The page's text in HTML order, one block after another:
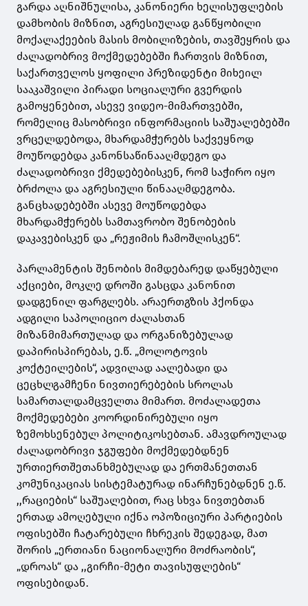
გარდა აღნიშნულისა, კანონიერი ხელისუფლების
დამხობის მიზნით, აგრესიულად განწყობილი
მოქალაქეების მასის მობილიზების, თავშეყრის და
ძალადობრივ მოქმედებებში ჩართვის მიზნით,
საქართველოს ყოფილი პრეზიდენტი მიხეილ
სააკაშვილი პირადი სოციალური გვერდის
გამოყენებით, ასევე ვიდეო-მიმართვებში,
რომელიც მასობრივი ინფორმაციის საშუალებებში
ვრცელდებოდა, მხარდამჭერებს საქვეყნოდ
მოუწოდებდა კანონსაწინააღმდეგო და
ძალადობრივი ქმედებებისკენ, რომ საჭირო იყო
ბრძოლა და აგრესიული წინააღმდეგობა.
განცხადებებში ასევე მოუწოდებდა
მხარდამჭერებს სამთავრობო შენობების
დაკავებისკენ და „რეჟიმის ჩამოშლისკენ“.
პარლამენტის შენობის მიმდებარედ დაწყებული
აქციები, მოკლე დროში გასცდა კანონით
დადგენილ ფარგლებს. არაერთგზის ჰქონდა
ადგილი საპოლიციო ძალასთან
მიზანმიმართულად და ორგანიზებულად
დაპირისპირებას, ე.წ. „მოლოტოვის
კოქტეილების“, ადვილად აალებადი და
ცეცხლგამჩენი ნივთიერებების სროლას
სამართალდამცველთა მიმართ. მოძალადეთა
მოქმედებები კოორდინირებული იყო
ზემოხსენებულ პოლიტიკოსებთან. ამავდროულად
ძალადობრივი ჯგუფები მოქმედებდნენ
ურთიერთშეთანხმებულად და ერთმანეთთან
კომუნიკაციას სისტემატურად ინარჩუნებდნენ ე.წ.
,,რაციების“ საშუალებით, რაც სხვა ნივთებთან
ერთად ამოღებული იქნა ოპოზიციური პარტიების
ოფისებში ჩატარებული ჩხრეკის შედეგად, მათ
შორის „ერთიანი ნაციონალური მოძრაობის“,
„დროას“ და ,,გირჩი-მეტი თავისუფლების“
ოფისებიდან.